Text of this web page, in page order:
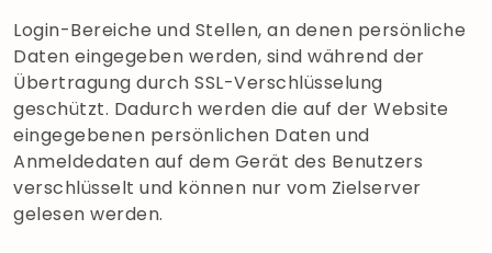
Login-Bereiche und Stellen, an denen persönliche
Daten eingegeben werden, sind während der
Übertragung durch SSL-Verschlüsselung
geschützt. Dadurch werden die auf der Website
eingegebenen persönlichen Daten und
Anmeldedaten auf dem Gerät des Benutzers
verschlüsselt und können nur vom Zielserver
gelesen werden.